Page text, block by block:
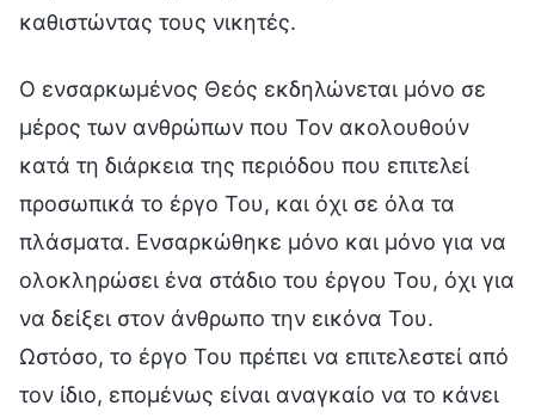
καθιστώντας τους νικητές.
Ο ενσαρκωμένος Θεός εκδηλώνεται μόνο σε
μέρος των ανθρώπων που Τον ακολουθούν
κατά τη διάρκεια της περιόδου που επιτελεί
προσωπικά το έργο Του, και όχι σε όλα τα
πλάσματα. Ενσαρκώθηκε μόνο και μόνο για να
ολοκληρώσει ένα στάδιο του έργου Του, όχι για
να δείξει στον άνθρωπο την εικόνα Του.
Ωστόσο, το έργο Του πρέπει να επιτελεστεί από
τον ίδιο, επομένως είναι αναγκαίο να το κάνει